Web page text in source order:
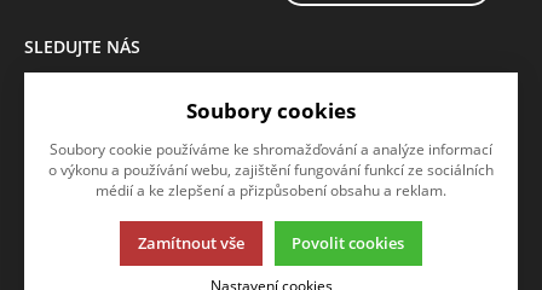
SLEDUJTE NÁS
Tato stránka používá soubory cookies. Klikněte pro více informací.
Soubory cookies
Soubory cookie používáme ke shromažďování a analýze informací
o výkonu a používání webu, zajištění fungování funkcí ze sociálních
médií a ke zlepšení a přizpůsobení obsahu a reklam.
Zamítnout vše Povolit cookies
Nastavení cookies